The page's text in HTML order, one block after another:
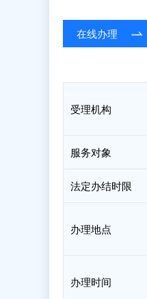
在线办理
受理机构
服务对象
法定办结时限
办理地点
办理时间